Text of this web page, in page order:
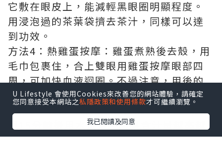
它敷在眼皮上，能減輕黑眼圈明顯程度。
用浸泡過的茶葉袋擠去茶汁，同樣可以達
到功效。
方法4：熱雞蛋按摩：雞蛋煮熟後去殼，用
毛巾包裹住，合上雙眼用雞蛋按摩眼部四
周，可加快血液迴圈。不過注意，用後的
雞蛋恐怕是不能再吃了。
方法5：蘋果片敷眼：蘋果洗淨切片，敷上
眼15分鐘後用水洗淨。蘋果含汁量越高越
好。至於用過的蘋果片，當然也不能再食
U Lifestyle 會使用Cookies來改善您的網站體驗，請確定
您同意接受本網站之私隱政策和使用條款才可繼續瀏覽。
我已閱讀及同意